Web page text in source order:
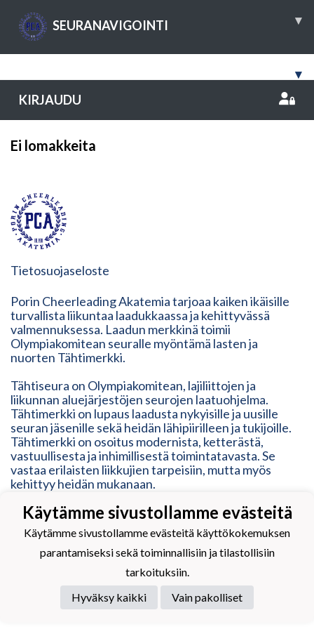
SEURANAVIGOINTI ▾
▾
KIRJAUDU
Ei lomakkeita
Tietosuojaseloste
Porin Cheerleading Akatemia tarjoaa kaiken ikäisille
turvallista liikuntaa laadukkaassa ja kehittyvässä
valmennuksessa. Laadun merkkinä toimii
Olympiakomitean seuralle myöntämä lasten ja
nuorten Tähtimerkki.
Tähtiseura on Olympiakomitean, lajiliittojen ja
liikunnan aluejärjestöjen seurojen laatuohjelma.
Tähtimerkki on lupaus laadusta nykyisille ja uusille
seuran jäsenille sekä heidän lähipiirilleen ja tukijoille.
Tähtimerkki on osoitus modernista, ketterästä,
vastuullisesta ja inhimillisestä toimintatavasta. Se
vastaa erilaisten liikkujien tarpeisiin, mutta myös
kehittyy heidän mukanaan.
Käytämme sivustollamme evästeitä
Käytämme sivustollamme evästeitä käyttökokemuksen
parantamiseksi sekä toiminnallisiin ja tilastollisiin
tarkoituksiin.
Hyväksy kaikki
Vain pakolliset